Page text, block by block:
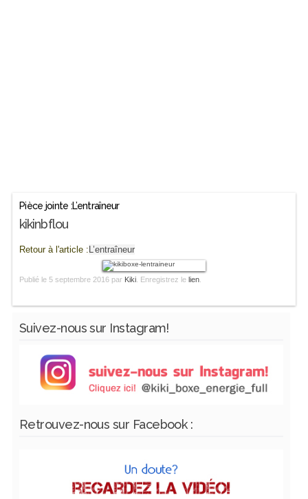
Pièce jointe :L’entraîneur
kikinbflou
Retour à l'article :L’entraîneur
Publié le 5 septembre 2016 par Kiki. Enregistrez le lien.
Suivez-nous sur Instagram!
Retrouvez-nous sur Facebook :